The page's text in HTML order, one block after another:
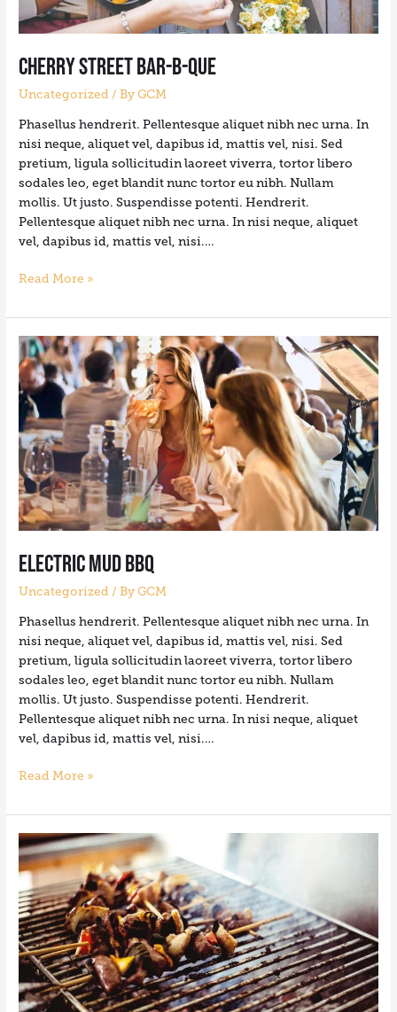
Cherry Street Bar-B-Que
Uncategorized / ByGCM
Phasellus hendrerit. Pellentesque aliquet nibh nec urna. In
nisi neque, aliquet vel, dapibus id, mattis vel, nisi. Sed
pretium, ligula sollicitudin laoreet viverra, tortor libero
sodales leo, eget blandit nunc tortor eu nibh. Nullam
mollis. Ut justo. Suspendisse potenti. Hendrerit.
Pellentesque aliquet nibh nec urna. In nisi neque, aliquet
vel, dapibus id, mattis vel, nisi.…
Read More »
Electric Mud BBQ
Uncategorized / ByGCM
Phasellus hendrerit. Pellentesque aliquet nibh nec urna. In
nisi neque, aliquet vel, dapibus id, mattis vel, nisi. Sed
pretium, ligula sollicitudin laoreet viverra, tortor libero
sodales leo, eget blandit nunc tortor eu nibh. Nullam
mollis. Ut justo. Suspendisse potenti. Hendrerit.
Pellentesque aliquet nibh nec urna. In nisi neque, aliquet
vel, dapibus id, mattis vel, nisi.…
Electric
Mud
BBQ
Read More »
Stockyards
Smokehouse